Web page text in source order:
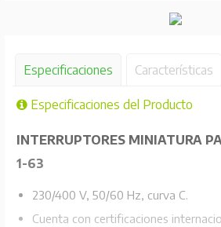
Especificaciones Características
Especificaciones del Producto
INTERRUPTORES MINIATURA
1-63
230/400 V, 50/60 Hz, curva C.
Cuenta con certificaciones